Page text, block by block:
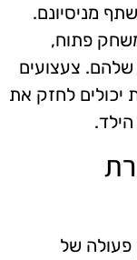
מניסיונם.
פתוח,
שלהם. צעצועים
יכולים לחזק את
פעולה של